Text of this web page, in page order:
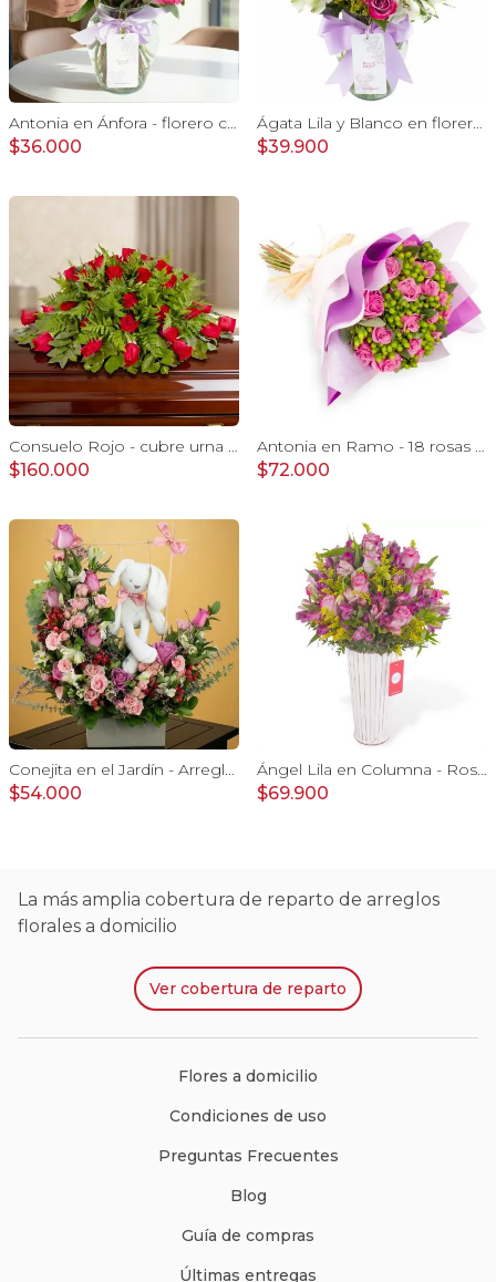
Antonia en Ánfora - florero con 9 rosas lila e hypericum
$36.000
Ágata Lila y Blanco en florero - rosas y astromelias
$39.900
Consuelo Rojo - cubre urna con 40 rosas ecuatorianas rojo
$160.000
Antonia en Ramo - 18 rosas ecuatorianas lila e hypericum
$72.000
Conejita en el Jardín - Arreglo floral tonos rosa y conejita
$54.000
Ángel Lila en Columna - Rosas lilas y astromelias
$69.900
La más amplia cobertura de reparto de arreglos
florales a domicilio
Ver cobertura de reparto
Flores a domicilio
Condiciones de uso
Preguntas Frecuentes
Blog
Guía de compras
Últimas entregas